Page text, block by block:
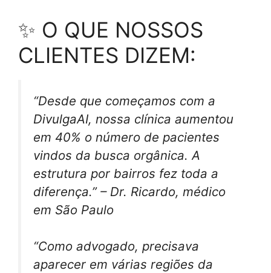
✨ O QUE NOSSOS
CLIENTES DIZEM:
“Desde que começamos com a
DivulgaAI, nossa clínica aumentou
em 40% o número de pacientes
vindos da busca orgânica. A
estrutura por bairros fez toda a
diferença.” – Dr. Ricardo, médico
em São Paulo
“Como advogado, precisava
aparecer em várias regiões da